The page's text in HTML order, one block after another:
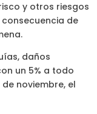
y otros riesgos
de
daños
un 5% a todo
noviembre, el